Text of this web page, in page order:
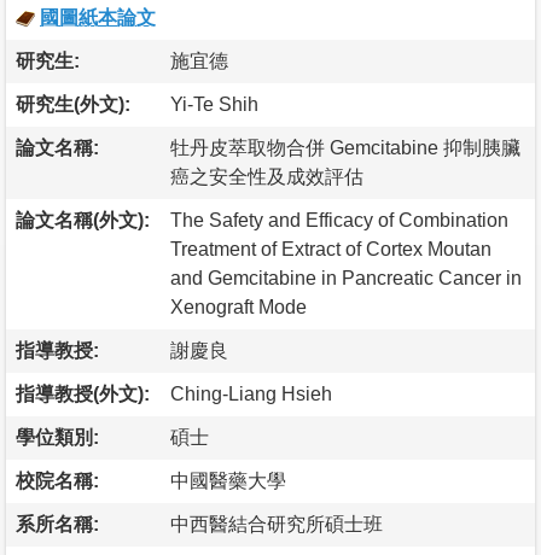
國圖紙本論文
研究生: 施宜德
研究生(外文): Yi-Te Shih
論文名稱:
牡丹皮萃取物合併 Gemcitabine 抑制胰臟
癌之安全性及成效評估
論文名稱(外文):
The Safety and Efficacy of Combination
Treatment of Extract of Cortex Moutan
and Gemcitabine in Pancreatic Cancer in
Xenograft Mode
指導教授: 謝慶良
指導教授(外文): Ching-Liang Hsieh
學位類別: 碩士
校院名稱: 中國醫藥大學
系所名稱: 中西醫結合研究所碩士班